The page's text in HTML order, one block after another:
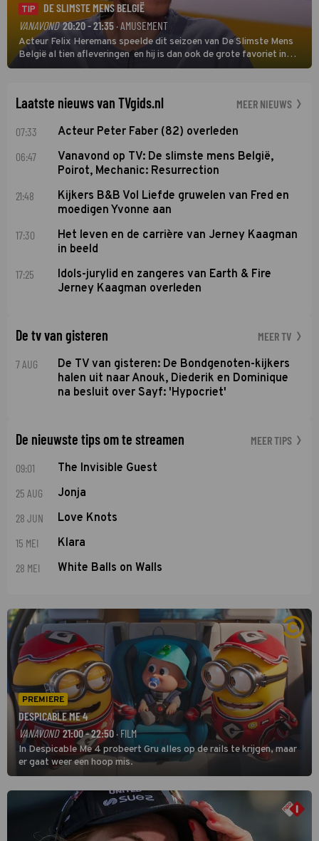
TIP
DE SLIMSTE MENS BELGIË
VANAVOND 20:20 - 21:35· AMUSEMENT
Acteur Felix Heremans speelde dit seizoen van De Slimste Mens
België al tien afleveringen en hij is dan ook de grote favoriet in
deze seizoensfinale. En er is Nederlandse inbreng, want komiek
Laatste nieuws van TVgids.nl MEER NIEUWS
07:33 Acteur Peter Faber (82) overleden
06:47
Vanavond op TV: De slimste mens België,
Poirot, Mechanic: Resurrection
21:48
Kijkers B&B Vol Liefde gruwelen van Fred en
moedigen Yvonne aan
17:30
Het leven en de carrière van Jerney Kaagman
in beeld
17:25
Idols-jurylid en zangeres van Earth & Fire
Jerney Kaagman overleden
De tv van gisteren MEER TV
7 AUG
De TV van gisteren: De Bondgenoten-kijkers
halen uit naar Anouk, Diederik en Dominique
na besluit over Sayf: 'Hypocriet'
De nieuwste tips om te streamen MEER TIPS
09:01 The Invisible Guest
25 AUG Jonja
28 JUN Love Knots
15 MEI Klara
28 MEI White Balls on Walls
PREMIERE
DESPICABLE ME 4
VANAVOND 21:00 - 22:50 · FILM
In Despicable Me 4 probeert Gru alles op de rails te krijgen, maar
er gaat weer een hoop mis.